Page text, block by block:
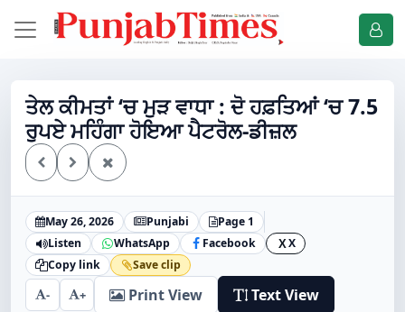
ਤੇਲ ਕੀਮਤਾਂ ‘ਚ ਮੁੜ ਵਾਧਾ : ਦੋ ਹਫ਼ਤਿਆਂ ‘ਚ 7.5
ਰੁਪਏ ਮਹਿੰਗਾ ਹੋਇਆ ਪੈਟਰੋਲ-ਡੀਜ਼ਲ
May 26, 2026 Punjabi
Page 1
Listen
WhatsApp Facebook X X
Copy link
Save clip
- + Print View Text View